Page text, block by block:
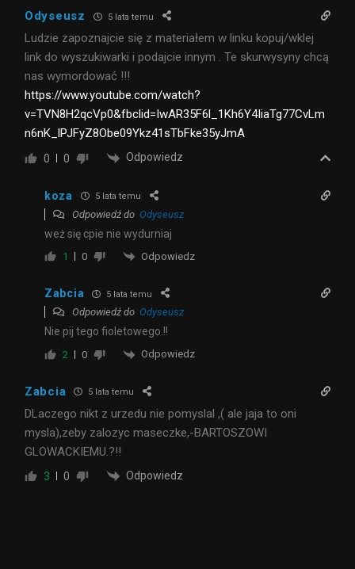
Odyseusz 5 lata temu
Ludzie zapoznajcie się z materiałem w linku kopuj/wklej
link do wyszukiwarki i podajcie innym . Te skurwysyny chcą
nas wymordować !!!
https://www.youtube.com/watch?
v=TVN8H2qcVp0&fbclid=IwAR35F6l_1Kh6Y4IiaTg77CvLm
n6nK_lPJFyZ8Obe09Ykz41sTbFke35yJmA
0 0 Odpowiedz
koza 5 lata temu
Odpowiedź do Odyseusz
weż się cpie nie wydurniaj
1 0 Odpowiedz
Zabcia 5 lata temu
Odpowiedź do Odyseusz
Nie pij tego fioletowego.!!
2 0 Odpowiedz
Zabcia 5 lata temu
DLaczego nikt z urzedu nie pomyslal ,( ale jaja to oni
mysla),zeby zalozyc maseczke,-BARTOSZOWI
GLOWACKIEMU.?!!
3 0 Odpowiedz